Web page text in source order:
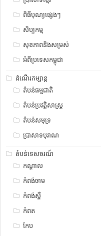
ពិធីបុណ្យផ្សេងៗ
សិប្បកម្ម
សុខភាពនិងសម្រស់
អំពីប្រទេសកម្ពុជា
ដំណើរកម្សាន្ត
តំបន់ធម្មជាតិ
តំបន់ប្រវត្តិសាស្រ្ត
តំបន់សមុទ្រ
ប្រាសាទបុរាណ
តំបន់ទេសចរណ៍
កណ្តាល
កំពង់ចាម
កំពង់ស្ពឺ
កំពត
កែប